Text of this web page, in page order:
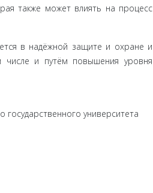
также может влиять на процесс
в надёжной защите и ох­ране и
числе и путём повышения уровня
университета